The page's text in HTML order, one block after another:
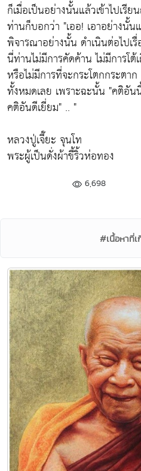
ก็เมื่อเป็นอย่างนั้นแล้วเข้าไปเรีย
ท่านก็บอกว่า "เออ! เอาอย่างนั้
พิจารณาอย่างนั้น ดำเนินต่อไปเ
นี่ท่านไม่มีการคัดค้าน ไม่มีการโต้
หรือไม่มีการที่จะกระโตกกระตาก
ทั้งหมดเลย เพราะฉะนั้น "คติอัน
คติอันดีเยี่ยม" .. "
หลวงปู่เจี๊ยะ จุนโท
พระผู้เป็นดั่งผ้าขี้ริ้วห่อทอง
6,698
#เนื้อหาที่